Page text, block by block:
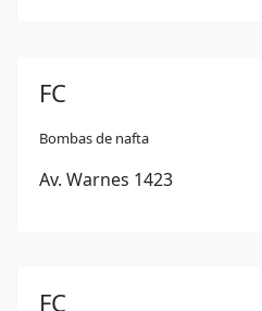
FC
Bombas de nafta
Av. Warnes 1423
FC